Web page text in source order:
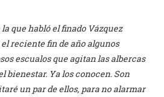
que habló el finado Vázquez
reciente fin de año algunos
escualos que agitan las albercas
bienestar. Ya los conocen. Son
un par de ellos, para no alarmar